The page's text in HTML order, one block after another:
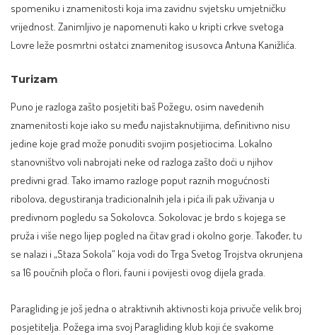
spomeniku i znamenitosti koja ima zavidnu svjetsku umjetničku
vrijednost. Zanimljivo je napomenuti kako u kripti crkve svetoga
Lovre leže posmrtni ostatci znamenitog isusovca Antuna Kanižlića.
Turizam
Puno je razloga zašto posjetiti baš Požegu, osim navedenih
znamenitosti koje iako su među najistaknutijima, definitivno nisu
jedine koje grad može ponuditi svojim posjetiocima. Lokalno
stanovništvo voli nabrojati neke od razloga zašto doći u njihov
predivni grad. Tako imamo razloge poput raznih mogućnosti
ribolova, degustiranja tradicionalnih jela i pića ili pak uživanja u
predivnom pogledu sa Sokolovca. Sokolovac je brdo s kojega se
pruža i više nego lijep pogled na čitav grad i okolno gorje. Također, tu
se nalazi i „Staza Sokola“ koja vodi do Trga Svetog Trojstva okrunjena
sa 16 poučnih ploča o flori, fauni i povijesti ovog dijela grada.
Paragliding je još jedna o atraktivnih aktivnosti koja privuče velik broj
posjetitelja. Požega ima svoj Paragliding klub koji će svakome